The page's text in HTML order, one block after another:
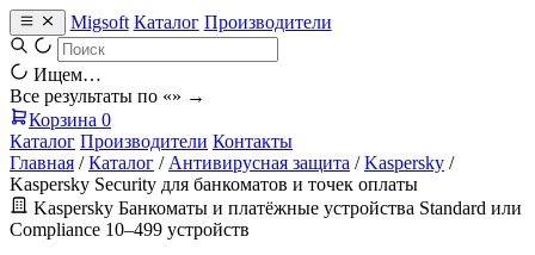
Migsoft Каталог Производители
Ищем…
Все результаты по «» →
Корзина 0
Каталог Производители Контакты
Главная / Каталог / Антивирусная защита / Kaspersky /
Kaspersky Security для банкоматов и точек оплаты
Kaspersky Банкоматы и платёжные устройства Standard или
Compliance 10–499 устройств